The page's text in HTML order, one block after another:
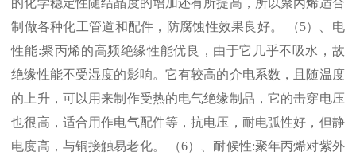
制做各种化工管道和配件，防腐蚀性效果良好。 （5）、电
性能:聚丙烯的高频绝缘性能优良，由于它几乎不吸水，故
绝缘性能不受湿度的影响。它有较高的介电系数，且随温度
的上升，可以用来制作受热的电气绝缘制品，它的击穿电压
也很高，适合用作电气配件等，抗电压，耐电弧性好，但静
电度高，与铜接触易老化。 （6）、耐候性:聚年丙烯对紫外